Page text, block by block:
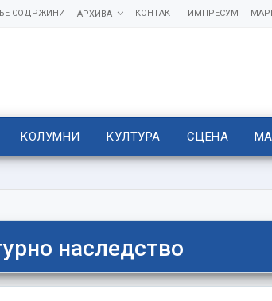
ИМПРЕСУМ
КОНТАКТ
АРХИВА
СОДРЖИНИ
КОЛУМНИ КУЛТУРА СЦЕНА
наследство